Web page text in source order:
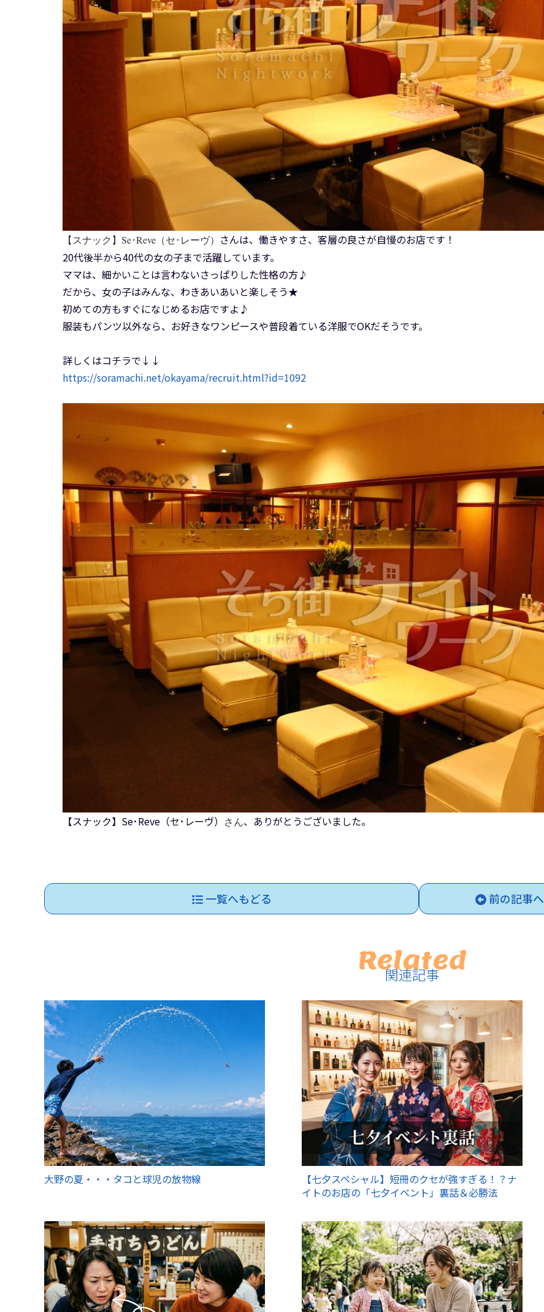
【スナック】Se･Reve（セ･レーヴ） さんは、働きやすさ、客層の良さが自慢のお店です！
20代後半から40代の女の子まで活躍しています。
ママは、細かいことは言わないさっぱりした性格の方♪
だから、女の子はみんな、わきあいあいと楽しそう★
初めての方もすぐになじめるお店ですよ♪
服装もパンツ以外なら、お好きなワンピースや普段着ている洋服でOKだそうです。
詳しくはコチラで↓↓
https://soramachi.net/okayama/recruit.html?id=1092
【スナック】Se･Reve（セ･レーヴ） さん、ありがとうございました。
一覧へもどる 前の記事へ
Related
関連記事
大野の夏・・・タコと球児の放物線
【七夕スペシャル】短冊のクセが強すぎる！？ナ
イトのお店の「七夕イベント」裏話＆必勝法